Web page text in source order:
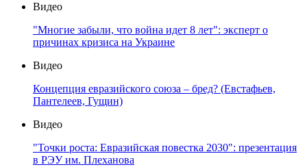
Видео
"Многие забыли, что война идет 8 лет": эксперт о
причинах кризиса на Украине
Видео
Концепция евразийского союза – бред? (Евстафьев,
Пантелеев, Гущин)
Видео
"Точки роста: Евразийская повестка 2030": презентация
в РЭУ им. Плеханова